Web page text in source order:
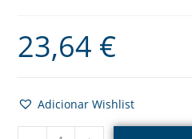
23,64 €
Adicionar Wishlist